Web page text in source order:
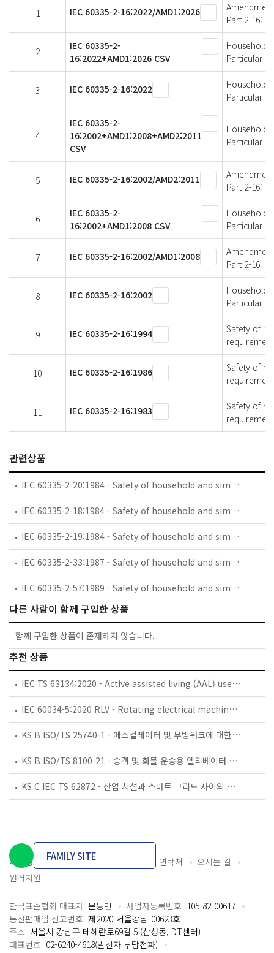
1 IEC 60335-2-16:2022/AMD1:2026
Part 2-16:
2
IEC 60335-2-
16:2022+AMD1:2026 CSV
Household
Particular
3 IEC 60335-2-16:2022
Household
Particular
4
IEC 60335-2-
16:2002+AMD1:2008+AMD2:2011
CSV
Household
Particular
5 IEC 60335-2-16:2002/AMD2:2011
Part 2-16:
6
IEC 60335-2-
16:2002+AMD1:2008 CSV
Household
Particular
7 IEC 60335-2-16:2002/AMD1:2008
Part 2-16:
8 IEC 60335-2-16:2002
Household
Particular
9 IEC 60335-2-16:1994
Safety of
10 IEC 60335-2-16:1986
Safety of
11 IEC 60335-2-16:1983
Safety of
관련상품
IEC 60335-2-20:1984 - Safety of household and similar electrical appliances - Part 2: Particular requirements for battery-powered toothbrushes and their charging and battery assemblies
IEC 60335-2-18:1984 - Safety of household and similar electrical appliances - Part 2: Guide for preparing safety requirements for battery-powered motor-operated appliances and their charging and battery assemblies
IEC 60335-2-19:1984 - Safety of household and similar electrical appliances - Part 2: Particular requirements for battery-powered shavers, hair clippers and similar appliances and their charging and battery assemblies
IEC 60335-2-33:1987 - Safety of household and similar electrical appliances - Part 2: Particular requirements for coffee mills and coffee grinders
IEC 60335-2-57:1989 - Safety of household and similar electrical appliances - Part 2: Particular requirements for ice-cream appliances with incorporated motor-compressors
다른 사람이 함께 구입한 상품
함께 구입한 상품이 존재하지 않습니다.
추천 상품
IEC TS 63134:2020 - Active assisted living (AAL) use cases
IEC 60034-5:2020 RLV - Rotating electrical machines - Part 5: Degrees of protection provided by the integral design of rotating electrical machines (IP code) - Classification
KS B ISO/TS 25740-1 - 에스컬레이터 및 무빙워크에 대한 안전요건 — 제1부: 세계공통 필수 안전요건(GESRs)
KS B ISO/TS 8100-21 - 승객 및 화물 운송용 엘리베이터 —제21부: 세계공통 필수안전요건(GESRs)을 충족하는 세계공통 안전 파라미터(GSPs)
KS C IEC TS 62872 - 산업 시설과 스마트 그리드 사이의 산업 공정 측정, 제어 및 자동화 시스템 인터페이스
개인정보처리방침 이용약관 담당자 연락처
오시는 길
원격지원
FAMILY SITE
한국표준협회 대표자 문동민 사업자등록번호 105-82-00617
통신판매업 신고번호 제2020-서울강남-00623호
주소 서울시 강남구 테헤란로69길 5 (삼성동, DT센터)
대표번호 02-6240-4618(발신자 부담전화)